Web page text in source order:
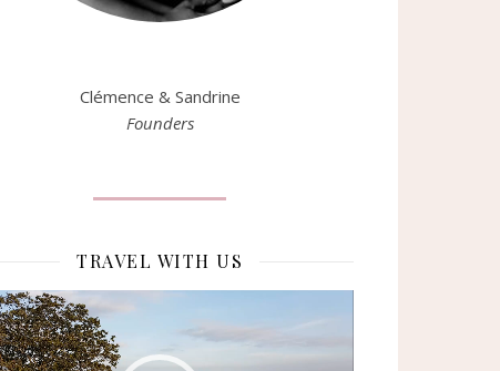
Clémence & Sandrine
Founders
TRAVEL WITH US